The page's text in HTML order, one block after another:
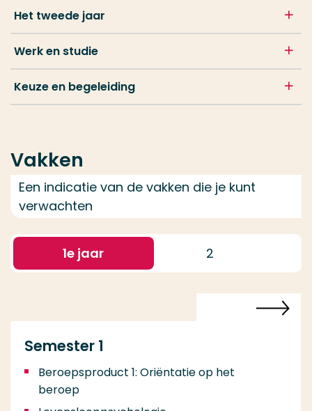
Het tweede jaar
Werk en studie
Keuze en begeleiding
Vakken
Een indicatie van de vakken die je kunt
verwachten
1e jaar 2
Semester 1
Beroepsproduct 1: Oriëntatie op het
beroep